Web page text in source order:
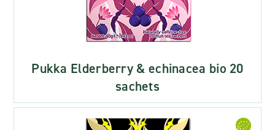
Pukka Elderberry & echinacea bio 20
sachets